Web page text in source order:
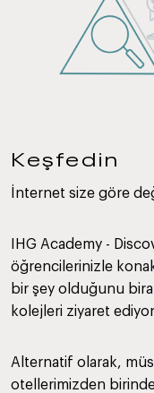
Keşfedin
İnternet size göre
IHG Academy -
öğrencilerinizle
bir şey olduğunu
kolejleri ziyaret
Alternatif olarak,
otellerimizden